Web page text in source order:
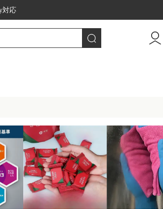
アウトドア用品|TAO
対応